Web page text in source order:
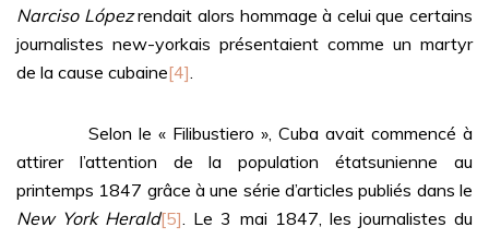
Narciso Lópezrendait alors hommage à celui que certains
journalistes new-yorkais présentaient comme un martyr
de la cause cubaine[4].
Selon le « Filibustiero », Cuba avait commencé à
attirer l’attention de la population étatsunienne au
printemps 1847 grâce à une série d’articles publiés dans le
New York Herald[5]. Le 3 mai 1847, les journalistes du